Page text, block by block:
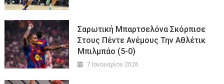
Σαρωτική Μπαρτσελόνα Σκόρπισε
Στους Πέντε Ανέμους Την Αθλέτικ
Μπιλμπάο (5-0)
7 Ιανουαρίου 2026